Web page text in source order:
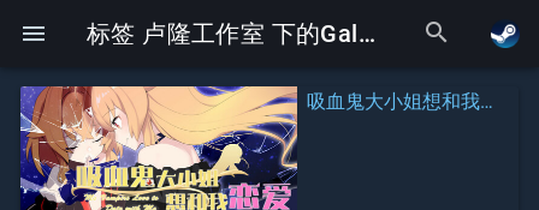
menu 标签 卢隆工作室 下的Galgame search
吸血鬼大小姐想和我恋爱